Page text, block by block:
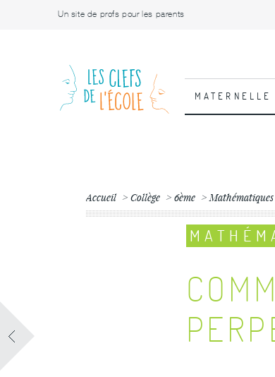
Un site de profs pour les parents
MATERNELLE
Accueil Collège 6ème Mathématiques